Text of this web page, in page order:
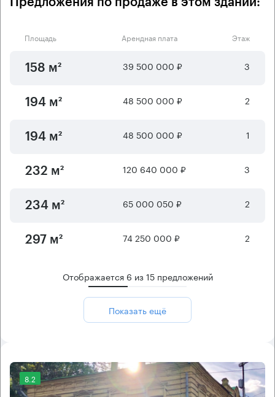
Площадь Арендная плата Этаж
158 м² 39 500 000 ₽ 3
194 м² 48 500 000 ₽ 2
194 м² 48 500 000 ₽ 1
232 м² 120 640 000 ₽ 3
234 м² 65 000 050 ₽ 2
297 м² 74 250 000 ₽ 2
Отображается 6 из15предложений
Показать ещё
8.2